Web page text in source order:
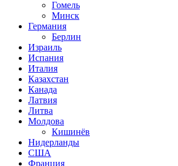
Гомель
Минск
Германия
Берлин
Израиль
Испания
Италия
Казахстан
Канада
Латвия
Литва
Молдова
Кишинёв
Нидерланды
США
Франция